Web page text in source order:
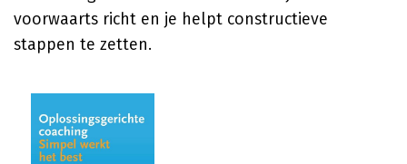
voorwaarts richt en je helpt constructieve
stappen te zetten.